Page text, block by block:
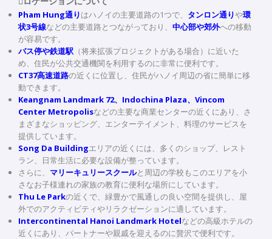
Pham Hung通りはハノイの主要道路の1つで、 タンロン通りや環
状3号線などの主要道路とつながっており、 中心部や郊外への移動
が容易です。
バス停や鉄道駅 （将来拡張プロジェクトがある場合）に近いた
め、住民が公共交通機関を利用するのに非常に便利です。
CT37高速道路の近くに位置し、住民がハノイ周辺の省に簡単に移
動できます。
Keangnam Landmark 72、Indochina Plaza、Vincom
Center Metropolisなどの主要な商業センターの近くにあり、さ
まざまなショッピング、エンターテイメント、料理のサービスを
提供しています。
Song Da Buildingエリアの近くには、多くのショップ、レスト
ラン、日常生活に必要な設備が整っています。
さらに、 マリーキュリースクールと周辺の学校もこのエリアを小
さなお子様連れの家族の教育に便利な場所にしています。
Thu Le Parkの近くで、緑豊かで風通しの良い空間を提供し、屋
外でのアクティビティやリラクゼーションに適しています。
Intercontinental Hanoi Landmark Hotelなどの高級ホテルの
近くにあり、パートナーや親戚を迎えるのに贅沢で便利です。